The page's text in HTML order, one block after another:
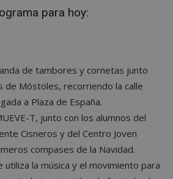
para hoy:
de tambores y cornetas junto
de Móstoles, recorriendo la calle
a Plaza de España.
T, junto con los alumnos del
Cisneros y del Centro Joven
compases de la Navidad.
utiliza la música y el movimiento para